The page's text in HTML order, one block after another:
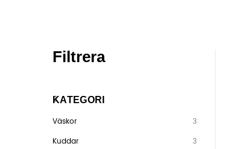
Filtrera
KATEGORI
Väskor
3
Kuddar
3